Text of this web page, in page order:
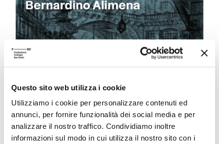
Questo sito web utilizza i cookie
Utilizziamo i cookie per personalizzare contenuti ed
annunci, per fornire funzionalità dei social media e per
analizzare il nostro traffico. Condividiamo inoltre
informazioni sul modo in cui utilizza il nostro sito con i
Bernardino Alimena. La
“suggestione del male”
09 Dicembre 2024